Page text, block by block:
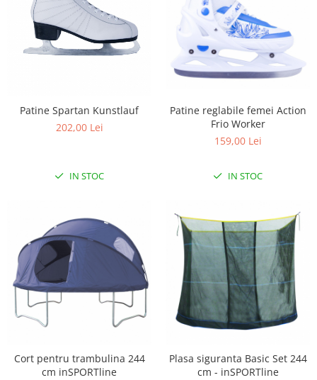
Patine Spartan Kunstlauf
202,00 Lei
IN STOC
Patine reglabile femei Action
Frio Worker
159,00 Lei
IN STOC
Cort pentru trambulina 244
cm inSPORTline
Plasa siguranta Basic Set 244
cm - inSPORTline